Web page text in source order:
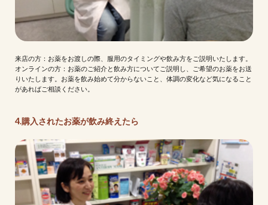
来店の方：お薬をお渡しの際、服用のタイミングや飲み方をご説明いたします。
オンラインの方：お薬のご紹介と飲み方についてご説明し、ご希望のお薬をお送
りいたします。お薬を飲み始めて分からないこと、体調の変化など気になること
があればご相談ください。
4.購入されたお薬が飲み終えたら